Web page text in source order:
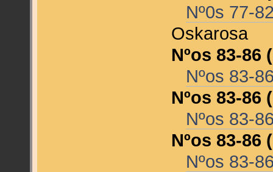
Nº0s 77-
Oskarosa
Nºos 83-
Nºos 83-
Nºos 83-
Nºos 83-
Nºos 83-
Nºos 83-